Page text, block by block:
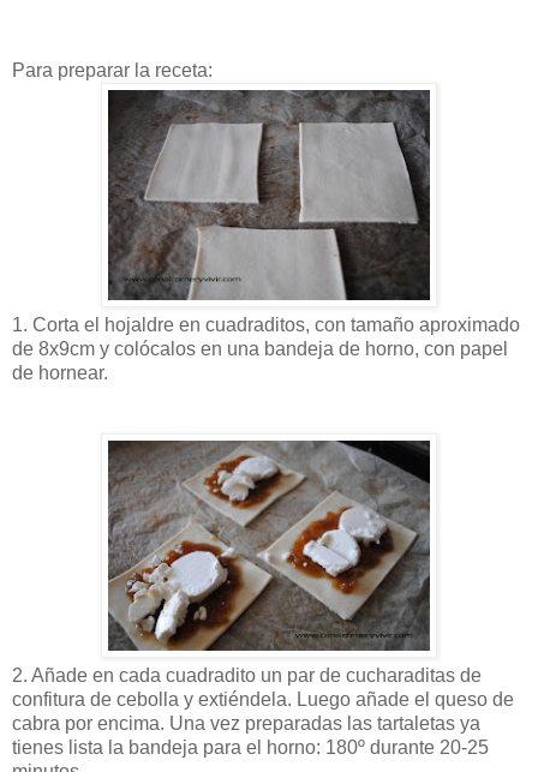
Para preparar la receta:
1. Corta el hojaldre en cuadraditos, con tamaño aproximado
de 8x9cm y colócalos en una bandeja de horno, con papel
de hornear.
2. Añade en cada cuadradito un par de cucharaditas de
confitura de cebolla y extiéndela. Luego añade el queso de
cabra por encima. Una vez preparadas las tartaletas ya
tienes lista la bandeja para el horno: 180º durante 20-25